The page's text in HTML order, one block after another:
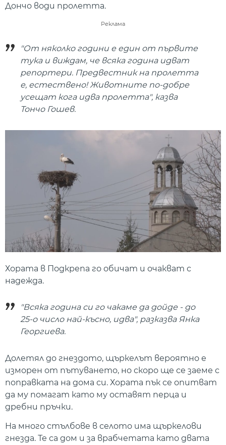
Дончо води пролетта.
Реклама
"От няколко години е един от първите
тука и виждам, че всяка година идват
репортери. Предвестник на пролетта
е, естествено! Животните по-добре
усещат кога идва пролетта", казва
Тончо Гошев.
Хората в Подкрепа го обичат и очакват с
надежда.
"Всяка година си го чакаме да дойде - до
25-о число най-късно, идва", разказва Янка
Георгиева.
Долетял до гнездото, щъркелът вероятно е
изморен от пътуването, но скоро ще се заеме с
поправката на дома си. Хората пък се опитват
да му помагат като му оставят перца и
дребни пръчки.
На много стълбове в селото има щъркелови
гнезда. Те са дом и за врабчетата като двата